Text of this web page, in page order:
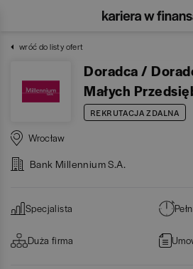
wróć do listy ofert
Doradca /
Małych
REKRUTACJA ZDALNA
Wrocław
Bank Millennium S.A.
Specjalista
Duża firma